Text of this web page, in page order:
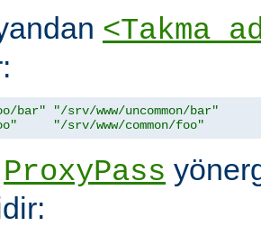
<Takma
bar"
"/srv/www/uncommon/bar"
"/srv/www/common/foo"
ProxyPass